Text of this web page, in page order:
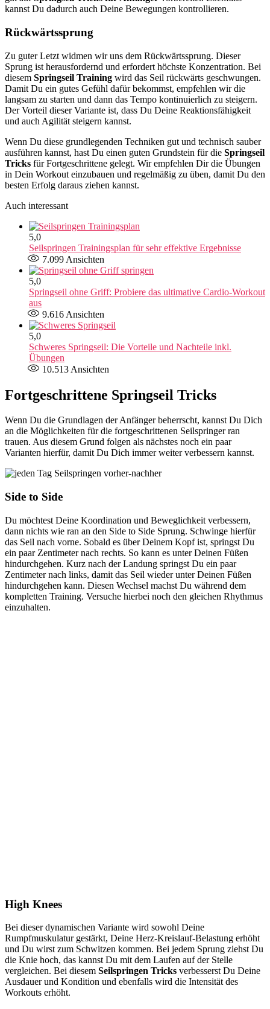
kannst Du dadurch auch Deine Bewegungen kontrollieren.
Rückwärtssprung
Zu guter Letzt widmen wir uns dem Rückwärtssprung. Dieser
Sprung ist herausfordernd und erfordert höchste Konzentration. Bei
diesem Springseil Training wird das Seil rückwärts geschwungen.
Damit Du ein gutes Gefühl dafür bekommst, empfehlen wir die
langsam zu starten und dann das Tempo kontinuierlich zu steigern.
Der Vorteil dieser Variante ist, dass Du Deine Reaktionsfähigkeit
und auch Agilität steigern kannst.
Wenn Du diese grundlegenden Techniken gut und technisch sauber
ausführen kannst, hast Du einen guten Grundstein für die Springseil
Tricks für Fortgeschrittene gelegt. Wir empfehlen Dir die Übungen
in Dein Workout einzubauen und regelmäßig zu üben, damit Du den
besten Erfolg daraus ziehen kannst.
Auch interessant
5,0
Seilspringen Trainingsplan für sehr effektive Ergebnisse
7.099 Ansichten
5,0
Springseil ohne Griff: Probiere das ultimative Cardio-Workout
aus
9.616 Ansichten
5,0
Schweres Springseil: Die Vorteile und Nachteile inkl.
Übungen
10.513 Ansichten
Fortgeschrittene Springseil Tricks
Wenn Du die Grundlagen der Anfänger beherrscht, kannst Du Dich
an die Möglichkeiten für die fortgeschrittenen Seilspringer ran
trauen. Aus diesem Grund folgen als nächstes noch ein paar
Varianten hierfür, damit Du Dich immer weiter verbessern kannst.
Side to Side
Du möchtest Deine Koordination und Beweglichkeit verbessern,
dann nichts wie ran an den Side to Side Sprung. Schwinge hierfür
das Seil nach vorne. Sobald es über Deinem Kopf ist, springst Du
ein paar Zentimeter nach rechts. So kann es unter Deinen Füßen
hindurchgehen. Kurz nach der Landung springst Du ein paar
Zentimeter nach links, damit das Seil wieder unter Deinen Füßen
hindurchgehen kann. Diesen Wechsel machst Du während dem
kompletten Training. Versuche hierbei noch den gleichen Rhythmus
einzuhalten.
High Knees
Bei dieser dynamischen Variante wird sowohl Deine
Rumpfmuskulatur gestärkt, Deine Herz-Kreislauf-Belastung erhöht
und Du wirst zum Schwitzen kommen. Bei jedem Sprung ziehst Du
die Knie hoch, das kannst Du mit dem Laufen auf der Stelle
vergleichen. Bei diesem Seilspringen Tricks verbesserst Du Deine
Ausdauer und Kondition und ebenfalls wird die Intensität des
Workouts erhöht.